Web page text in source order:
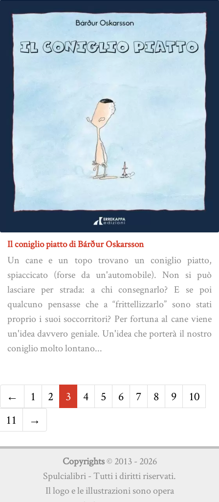
Il coniglio piatto di Bárður Oskarsson
Un cane e un topo trovano un coniglio piatto,
spiaccicato (forse da un'automobile). Non si può
lasciare per strada: a chi consegnarlo? E se poi
qualcuno pensasse che a “frittellizzarlo” sono stati
proprio i suoi soccorritori? Per fortuna al cane viene
un'idea davvero geniale. Un'idea che porterà il nostro
coniglio molto lontano...
← 1 2 3 4 5 6 7 8 9
10
11
→
Copyrights© 2013 - 2026
Spulcialibri - Tutti i diritti riservati.
Il logo e le illustrazioni sono opera